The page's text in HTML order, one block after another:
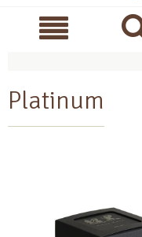
Platinum